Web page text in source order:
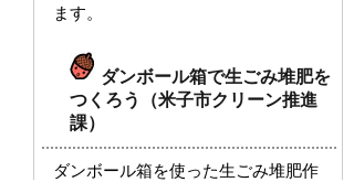
ます。
ダンボール箱で生ごみ堆肥を
つくろう（米子市クリーン推進
課）
ダンボール箱を使った生ごみ堆肥作